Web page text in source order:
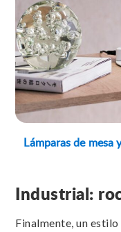
Lámparas de
Industrial:
Finalmente, un